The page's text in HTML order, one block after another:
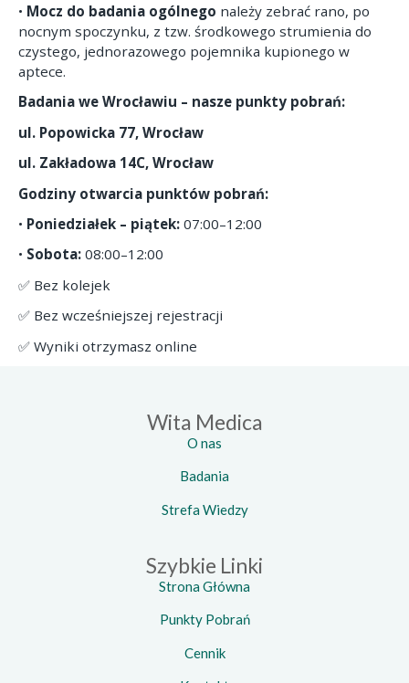
• Mocz do badania ogólnego należy zebrać rano, po
nocnym spoczynku, z tzw. środkowego strumienia do
czystego, jednorazowego pojemnika kupionego w
aptece.
Badania we Wrocławiu – nasze punkty pobrań:
ul. Popowicka 77, Wrocław
ul. Zakładowa 14C, Wrocław
Godziny otwarcia punktów pobrań:
• Poniedziałek – piątek: 07:00–12:00
• Sobota: 08:00–12:00
✅ Bez kolejek
✅ Bez wcześniejszej rejestracji
✅ Wyniki otrzymasz online
Wita Medica
O nas
Badania
Strefa Wiedzy
Szybkie Linki
Strona Główna
Punkty Pobrań
Cennik